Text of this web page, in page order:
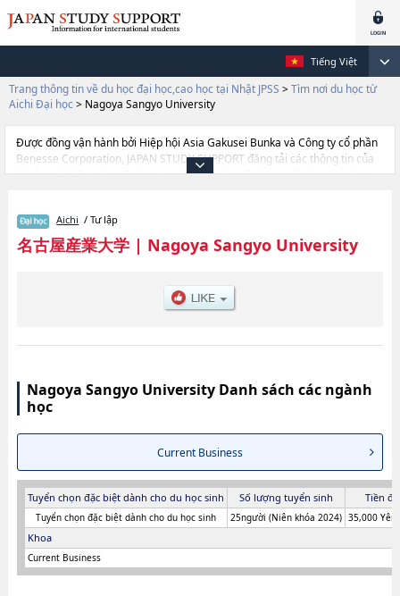
Tiếng Việt
Trang thông tin về du học đại học,cao học tại Nhật JPSS > Tìm nơi du học từ
Aichi Đại học > Nagoya Sangyo University
Được đồng vận hành bởi Hiệp hội Asia Gakusei Bunka và Công ty cổ phần
Benesse Corporation, JAPAN STUDY SUPPORT đăng tải các thông tin của
khoảng 1.300 trường đại học, cao học, trường đại học ngắn hạn, trường
thông tin cần thiết dành cho du học sinh, như là về các Ngành Current
Business, thông tin về từng ngành học, thông tin liên quan đến thi tuyển
như số lượng tuyển sinh, số lượng trúng tuyển, cở sở trang thiết bị, hướng
Aichi / Tư lập
名古屋産業大学| Nagoya Sangyo University
Nagoya Sangyo University Danh sách các ngành
học
Current Business
Tuyển chọn đặc biệt dành cho du học sinh Số lượng tuyển sinh Tiền
Tuyển chọn đặc biệt dành cho du học sinh 25người (Niên khóa 2024) 35,000 Yên
Khoa
Current Business